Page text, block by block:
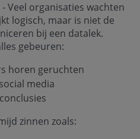
- Veel organisaties wachten
logisch, maar is niet de
bij een datalek.
gebeuren:
horen geruchten
media
zinnen zoals: